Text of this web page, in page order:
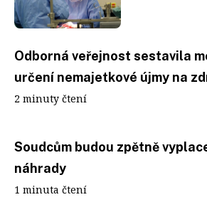
Odborná veřejnost sestavila
určení nemajetkové újmy na
2 minuty čtení
Soudcům budou zpětně
náhrady
1 minuta čtení